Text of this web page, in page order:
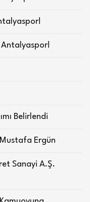
Antalyaspor!
Belirlendi
Ergün
Sanayi A.Ş.